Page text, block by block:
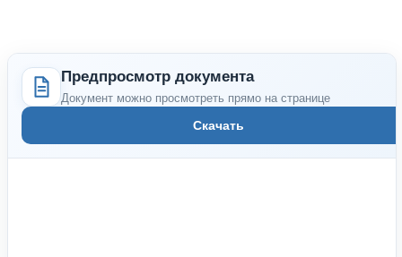
Предпросмотр документа
Документ можно просмотреть прямо на странице
Скачать